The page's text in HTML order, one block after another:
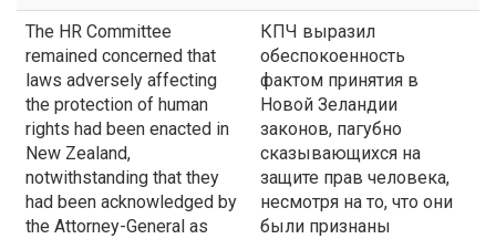
The HR Committee
remained concerned that
laws adversely affecting
the protection of human
rights had been enacted in
New Zealand,
notwithstanding that they
had been acknowledged by
the Attorney-General as
КПЧ выразил
обеспокоенность
фактом принятия в
Новой Зеландии
законов, пагубно
сказывающихся на
защите прав человека,
несмотря на то, что они
были признаны